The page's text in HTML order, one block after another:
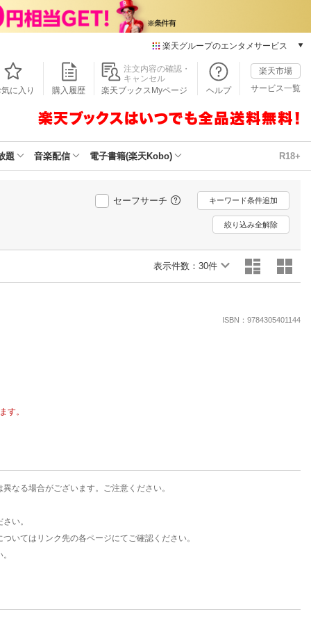
楽天グループのエンタメサービス
本/ゲーム/CD/DVD
楽天ブックス
楽天Kobo
動画配信
楽天TV
動画配信ガイド
無料テレビ
気に入り 購入履歴
注文内容の確認・
キャンセル
楽天ブックスMyページ
ヘルプ
楽天市場
サービス一覧
題 音楽配信 電子書籍(楽天Kobo) R18+
セーフサーチ キーワード条件追加
絞り込み全解除
表示件数： 30件
ISBN：9784305401144
す。
なる場合がございます。ご注意ください。
い。
いてはリンク先の各ページにてご確認ください。